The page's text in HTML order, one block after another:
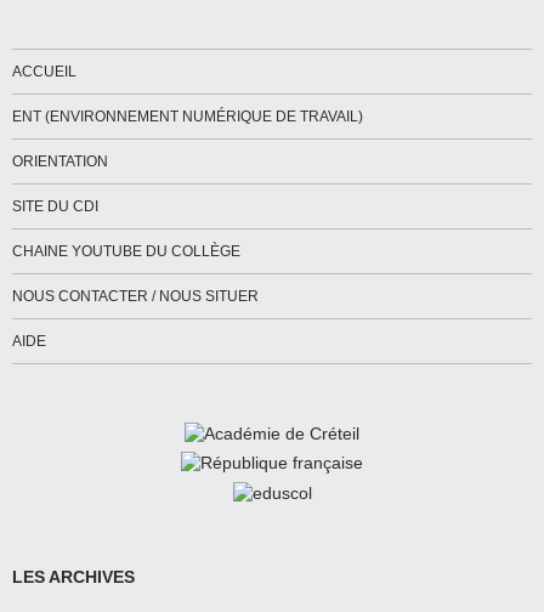
ACCUEIL
ENT (ENVIRONNEMENT NUMÉRIQUE DE TRAVAIL)
ORIENTATION
SITE DU CDI
CHAINE YOUTUBE DU COLLÈGE
NOUS CONTACTER / NOUS SITUER
AIDE
LES ARCHIVES